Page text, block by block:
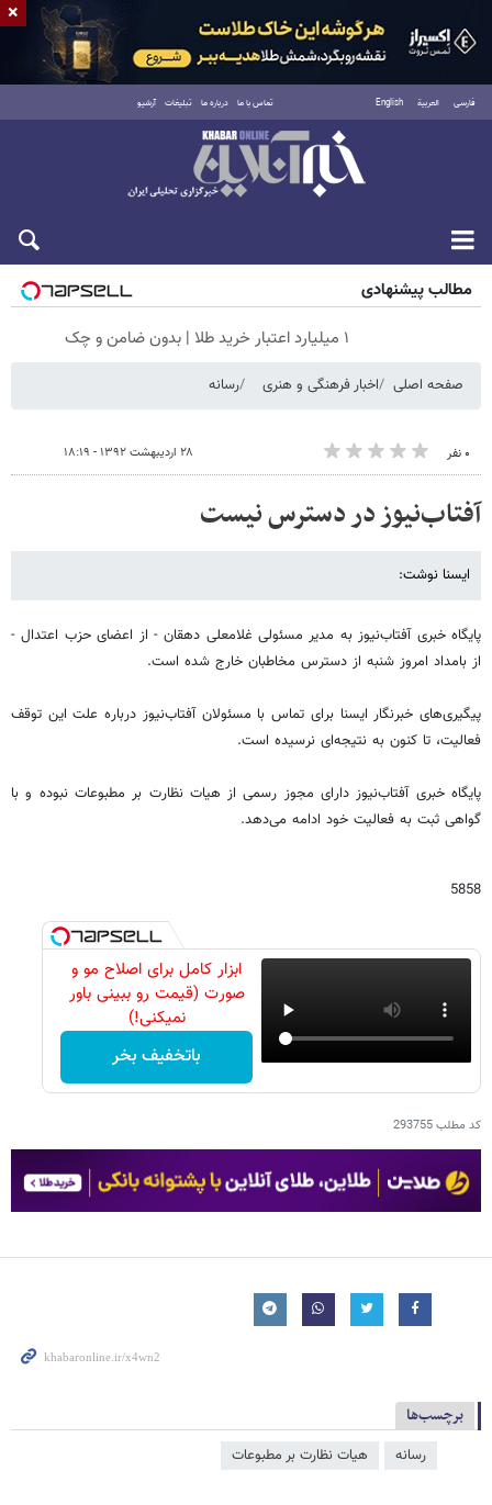
فارسی العربية English تماس با ما درباره ما تبلیغات آرشیو
جمعه ۱۶ مرداد ۱۴۰۵
مطالب پیشنهادی
۱ میلیارد اعتبار خرید طلا | بدون ضامن و چک
صفحه اصلی اخبار فرهنگی و هنری رسانه
۰ نفر ۲۸ اردیبهشت ۱۳۹۲ - ۱۸:۱۹
آفتاب‌نیوز در دسترس نیست
ایسنا نوشت:
پایگاه خبری آفتاب‌نیوز‌ به مدیر مسئولی غلامعلی دهقان - از اعضای حزب اعتدال -
از بامداد امروز شنبه از دسترس مخاطبان خارج شده است.
پیگیری‌های خبرنگار ایسنا برای تماس با مسئولان آفتاب‌نیوز درباره علت این توقف
فعالیت، تا کنون به نتیجه‌ای نرسیده است.
پایگاه خبری آفتاب‌نیوز دارای مجوز رسمی از هیات نظارت بر مطبوعات نبوده و با
گواهی ثبت به فعالیت خود ادامه می‌دهد.
5858
ابزار کامل برای اصلاح مو و
صورت (قیمت رو ببینی باور
نمیکنی!)
باتخفیف بخر
کد مطلب293755
برچسب‌ها
رسانه هیات نظارت بر مطبوعات
×